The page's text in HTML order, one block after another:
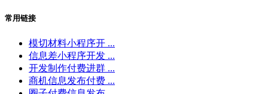
常用链接
模切材料小程序开 ...
信息差小程序开发 ...
开发制作付费进群 ...
商机信息发布付费 ...